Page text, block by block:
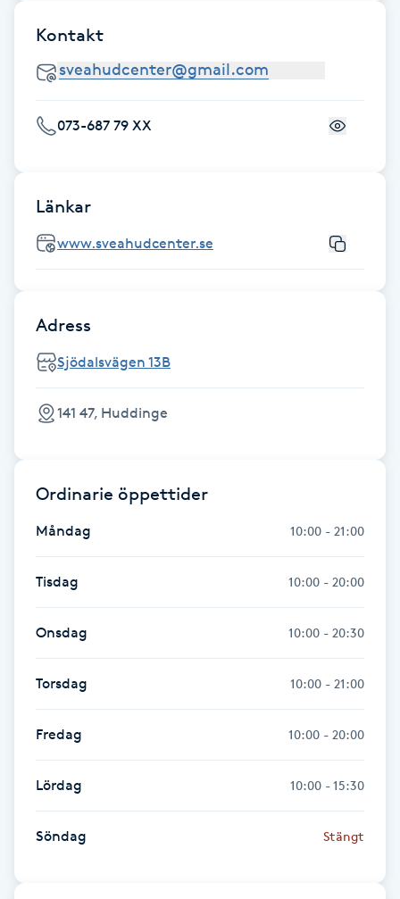
Fransrengöring
Friskvård
Frisör
Funktionsanalys
Föning
Gel naglar
Gellack
Gellack med förstärkning
Gravidmassage
Gravidyoga
Gruppträning
Gua Sha-massage
Hatha Yoga
Kontakt
073-687 79 XX
Länkar
www.sveahudcenter.se
Adress
Sjödalsvägen 13B
141 47, Huddinge
Ordinarie öppettider
Måndag 10:00 - 21:00
Tisdag 10:00 - 20:00
Onsdag 10:00 - 20:30
Torsdag 10:00 - 21:00
Fredag 10:00 - 20:00
Lördag 10:00 - 15:30
Söndag Stängt